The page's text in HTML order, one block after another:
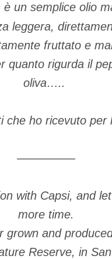
un semplice olio
leggera,
fruttato e
quanto rigurda il
oliva…..
che ho ricevuto per
—————
with Capsi, and
more time.
grown and
Reserve, in